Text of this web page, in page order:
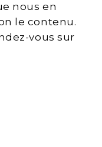
nous en
le contenu.
vous sur